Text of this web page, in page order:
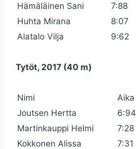
Hämäläinen Sani
7:88
Huhta Mirana
8:07
Alatalo Vilja
9:62
Tytöt, 2017 (40 m)
Nimi Aika
Joutsen Hertta
6:94
Martinkauppi Helmi
7:28
Kokkonen Alissa
7:31